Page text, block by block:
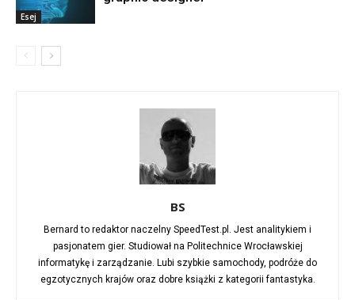
Esej
BS
Bernard to redaktor naczelny SpeedTest.pl. Jest analitykiem i
pasjonatem gier. Studiował na Politechnice Wrocławskiej
informatykę i zarządzanie. Lubi szybkie samochody, podróże do
egzotycznych krajów oraz dobre książki z kategorii fantastyka.